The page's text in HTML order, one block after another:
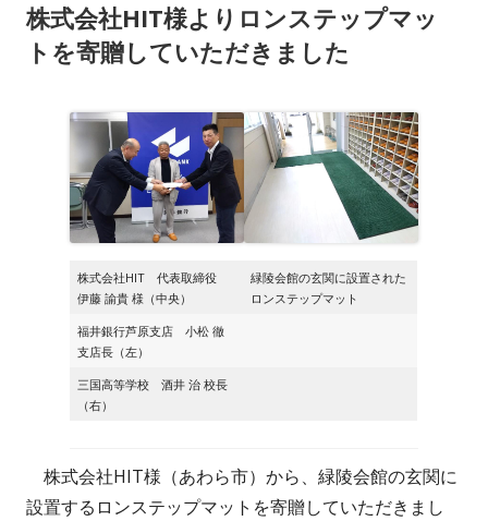
リ
ー
株式会社HIT様よりロンステップマッ
トを寄贈していただきました
株式会社HIT 代表取締役
伊藤 諭貴 様（中央）
緑陵会館の玄関に設置された
ロンステップマット
福井銀行芦原支店 小松 徹
支店長（左）
三国高等学校 酒井 治 校長
（右）
株式会社HIT様（あわら市）から、緑陵会館の玄関に
設置するロンステップマットを寄贈していただきまし